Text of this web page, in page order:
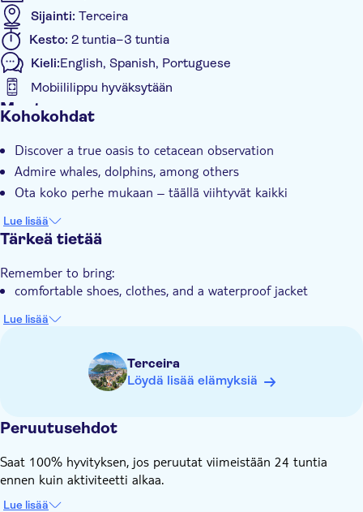
Sijainti: Terceira
Kesto: 2 tuntia–3 tuntia
Kieli:English, Spanish, Portuguese
Mobiililippu hyväksytään
Muuta
Opastettu kierros
Kohokohdat
Discover a true oasis to cetacean observation
Admire whales, dolphins, among others
Ota koko perhe mukaan – täällä viihtyvät kaikki
Lue lisää
Tärkeä tietää
Remember to bring:
comfortable shoes, clothes, and a waterproof jacket
Lue lisää
Terceira
Löydä lisää elämyksiä
Peruutusehdot
Saat 100% hyvityksen, jos peruutat viimeistään 24 tuntia
ennen kuin aktiviteetti alkaa.
Lue lisää